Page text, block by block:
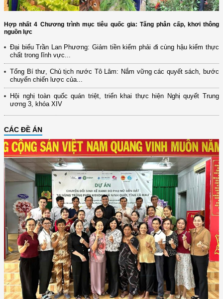
Hợp nhất 4 Chương trình mục tiêu quốc gia: Tăng phân cấp, khơi thông
nguồn lực
Đại biểu Trần Lan Phương: Giảm tiền kiểm phải đi cùng hậu kiểm thực
chất trong lĩnh vực...
Tổng Bí thư, Chủ tịch nước Tô Lâm: Nắm vững các quyết sách, bước
chuyển chiến lược của...
Hội nghị toàn quốc quán triệt, triển khai thực hiện Nghị quyết Trung
ương 3, khóa XIV
CÁC ĐỀ ÁN